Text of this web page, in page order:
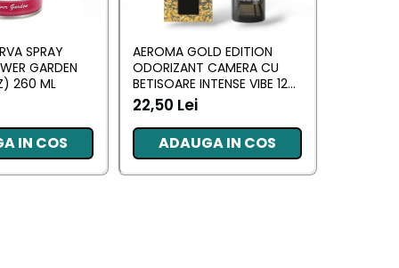
SPRAY
GARDEN
260 ML
IN COS
AEROMA GOLD EDITION
ODORIZANT CAMERA CU
BETISOARE INTENSE VIBE 125
ML
22,50 Lei
ADAUGA IN COS